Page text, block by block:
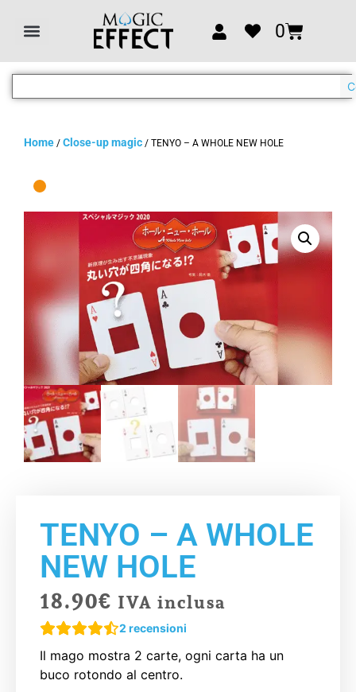
0
Home / Close-up magic / TENYO – A WHOLE NEW HOLE
TENYO – A WHOLE
NEW HOLE
18.90€ IVA inclusa
2 recensioni
Il mago mostra 2 carte, ogni carta ha un
buco rotondo al centro.